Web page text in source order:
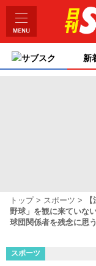
サブスク 新
トップ スポーツ
野球」を観に来ていな
球団関係者を残念に思う
スポーツ